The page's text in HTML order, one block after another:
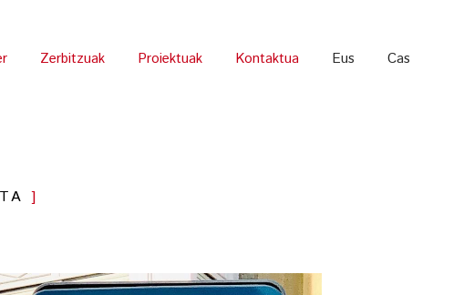
Zerbitzuak Proiektuak Kontaktua Eus Cas